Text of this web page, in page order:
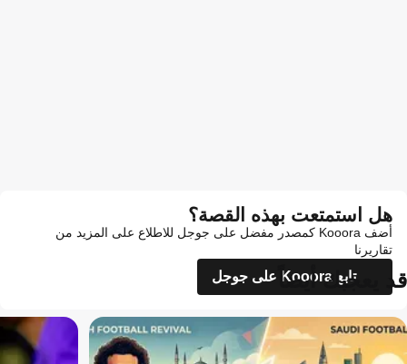
هل استمتعت بهذه القصة؟
أضف Kooora كمصدر مفضل على جوجل للاطلاع على المزيد من
تقاريرنا
تابع Kooora على جوجل
قد يعجبك أيضاً